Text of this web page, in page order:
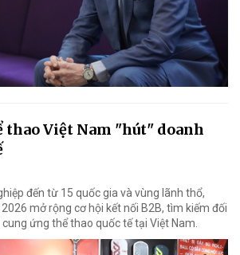
Việt Nam "hút" doanh
đến từ 15 quốc gia và vùng lãnh thổ,
mở rộng cơ hội kết nối B2B, tìm kiếm đối
ứng thể thao quốc tế tại Việt Nam.